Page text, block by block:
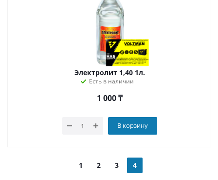
Электролит 1,40 1л.
Есть в наличии
1 000₸
В корзину
1 2 3 4